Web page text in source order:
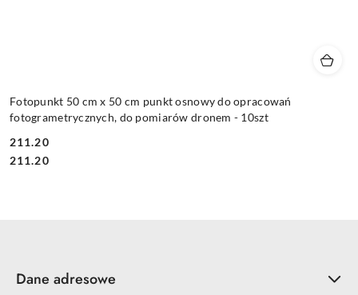
Fotopunkt 50 cm x 50 cm punkt osnowy do opracowań
fotogrametrycznych, do pomiarów dronem - 10szt
Cena:
211.20
Cena:
211.20
Dane adresowe